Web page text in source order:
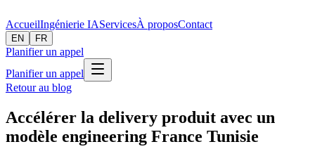
AccueilIngénierie IAServicesÀ proposContact
EN FR
Planifier un appel
Planifier un appel
Retour au blog
Accélérer la delivery produit avec un
modèle engineering France Tunisie